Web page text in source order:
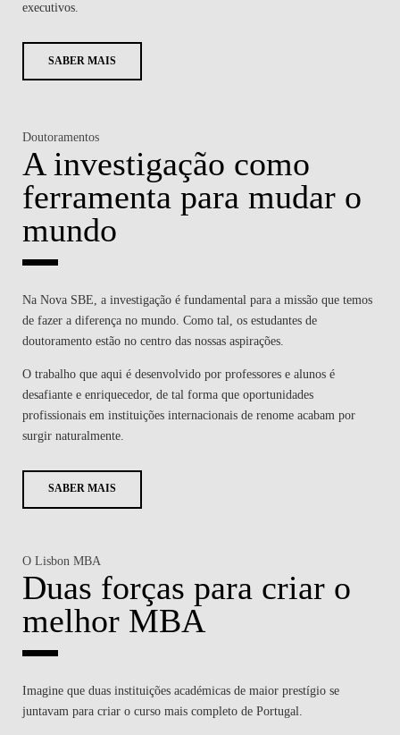
executivos.
SABER MAIS
Doutoramentos
A investigação como
ferramenta para mudar o
mundo
Na Nova SBE, a investigação é fundamental para a missão que temos
de fazer a diferença no mundo. Como tal, os estudantes de
doutoramento estão no centro das nossas aspirações.
O trabalho que aqui é desenvolvido por professores e alunos é
desafiante e enriquecedor, de tal forma que oportunidades
profissionais em instituições internacionais de renome acabam por
surgir naturalmente.
SABER MAIS
O Lisbon MBA
Duas forças para criar o
melhor MBA
Imagine que duas instituições académicas de maior prestígio se
juntavam para criar o curso mais completo de Portugal.